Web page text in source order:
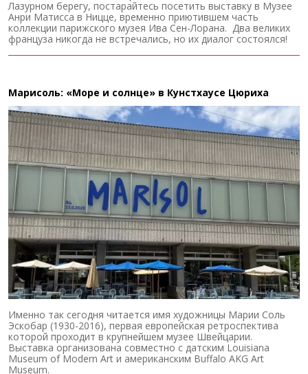
Лазурном берегу, постарайтесь посетить выставку в Музее
Анри Матисса в Ницце, временно приютившем часть
коллекции парижского музея Ива Сен-Лорана. Два великих
француза никогда не встречались, но их диалог состоялся!
Марисоль: «Море и солнце» в Кунстхаусе Цюриха
Именно так сегодня читается имя художницы Марии Соль
Эскобар (1930-2016), первая европейская ретроспектива
которой проходит в крупнейшем музее Швейцарии.
Выставка организована совместно с датским Louisiana
Museum of Modern Art и американским Buffalo AKG Art
Museum.